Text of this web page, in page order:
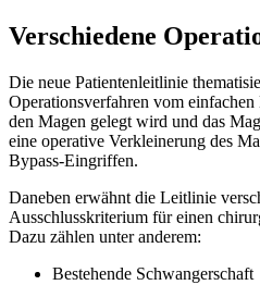
Verschiedene
Die neue Patientenleitlinie
Operationsverfahren vom
den Magen gelegt wird und das
eine operative Verkleinerung des
Bypass-Eingriffen.
Daneben erwähnt die Leitlinie
Ausschlusskriterium für einen
Dazu zählen unter anderem:
Bestehende Schwangerschaft